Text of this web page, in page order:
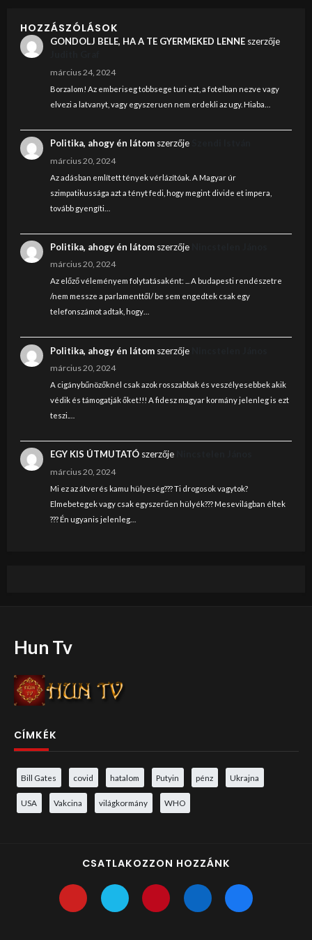
HOZZÁSZÓLÁSOK
GONDOLJ BELE, HA A TE GYERMEKED LENNEszerzője
március 24, 2024
Borzalom! Az emberiseg tobbsege turi ezt, a fotelban nezve vagy
elvezi a latvanyt, vagy egyszeruen nem erdekli az ugy. Hiaba…
Politika, ahogy én látomszerzője
március 20, 2024
Az adásban említett tények vérlázítóak. A Magyar úr
szimpatikussága azt a tényt fedi, hogy megint divide et impera,
tovább gyengíti…
Politika, ahogy én látomszerzője
március 20, 2024
Az előző véleményem folytatásaként: ... A budapesti rendészetre
/nem messze a parlamenttől/ be sem engedtek csak egy
telefonszámot adtak, hogy…
Politika, ahogy én látomszerzője
március 20, 2024
A cigánybűnözőknél csak azok rosszabbak és veszélyesebbek akik
védik és támogatják őket!!! A fidesz magyar kormány jelenleg is ezt
teszi.…
EGY KIS ÚTMUTATÓszerzője
március 20, 2024
Mi ez az átverés kamu hülyeség??? Ti drogosok vagytok?
Elmebetegek vagy csak egyszerűen hülyék??? Mesevilágban éltek
??? Én ugyanis jelenleg…
Hun Tv
CÍMKÉK
Bill Gates covid hatalom Putyin pénz Ukrajna
USA Vakcina világkormány WHO
CSATLAKOZZON HOZZÁNK